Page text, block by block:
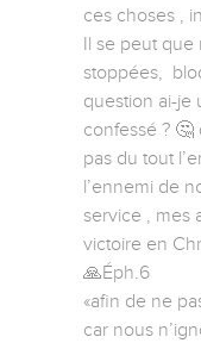
ces choses ,
Il se peut
stoppées,
question ai-je
confessé ? 🤔
pas du tout
l’ennemi de
service , mes
victoire en
🙏Éph.6
«afin de ne
car nous